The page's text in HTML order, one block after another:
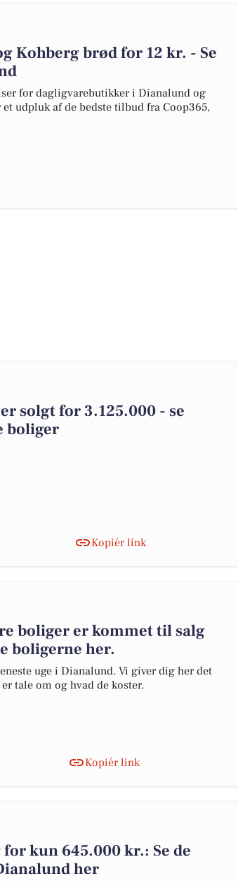
Kohberg brød for 12 kr. - Se
for dagligvarebutikker i Dianalund og
udpluk af de bedste tilbud fra Coop365,
solgt for 3.125.000 - se
boliger
Kopiér link
boliger er kommet til salg
boligerne her.
uge i Dianalund. Vi giver dig her det
tale om og hvad de koster.
Kopiér link
kun 645.000 kr.: Se de
her